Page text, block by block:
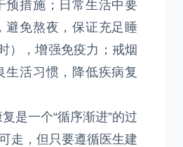
预措施；日常生活中要
避免熬夜，保证充足睡
），增强免疫力；戒烟
生活习惯，降低疾病复
是一个“循序渐进”的过
走，但只要遵循医生建